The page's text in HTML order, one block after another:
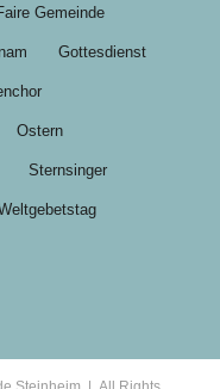
Gemeinde
Gottesdienst
Ostern
Sternsinger